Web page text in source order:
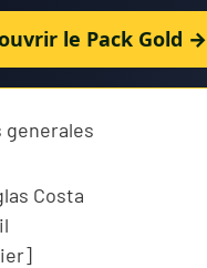
le Pack Gold →
Costa